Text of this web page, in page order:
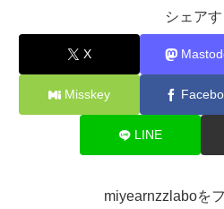
シェアす
X
Misskey
LINE
miyearnzzlaboを